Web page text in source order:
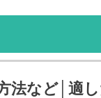
法など│適